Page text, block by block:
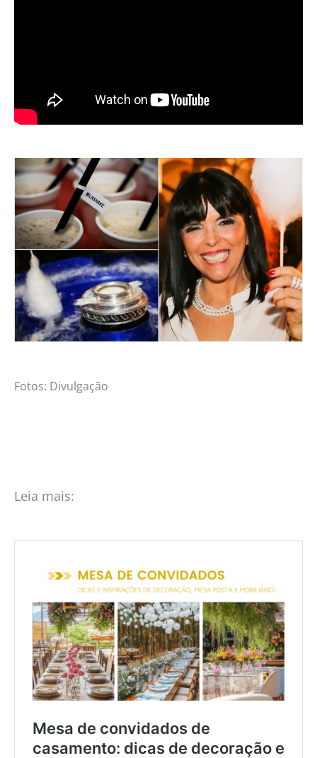
Fotos: Divulgação
Leia mais: